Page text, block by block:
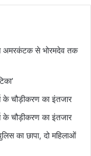
अमरकंटक से भोरमदेव तक
के चौड़ीकरण का इंतजार
के चौड़ीकरण का इंतजार
का छापा, दो महिलाओं